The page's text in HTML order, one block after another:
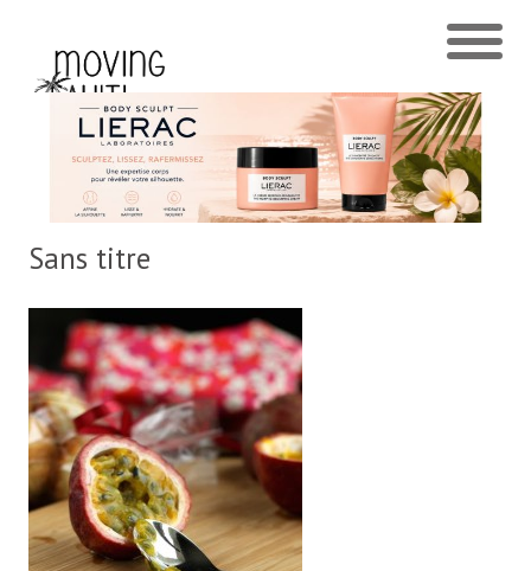
Sans titre